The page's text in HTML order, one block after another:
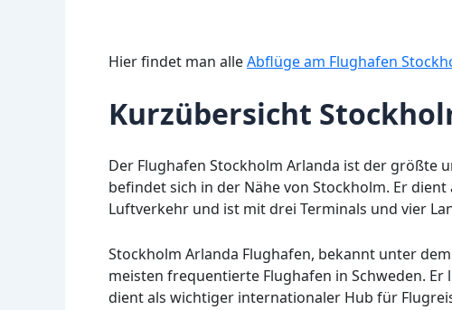
Hier findet man alleAbflüge am Flughafen
Kurzübersicht
Der Flughafen Stockholm Arlanda ist der größte
befindet sich in der Nähe von Stockholm. Er
Luftverkehr und ist mit drei Terminals und vier
Stockholm Arlanda Flughafen, bekannt unter
meisten frequentierte Flughafen in Schweden.
dient als wichtiger internationaler Hub für